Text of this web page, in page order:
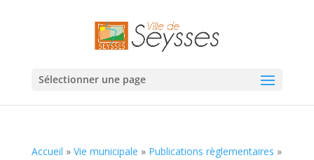
Sélectionner une page
Accueil » Vie municipale » Publications règlementaires »